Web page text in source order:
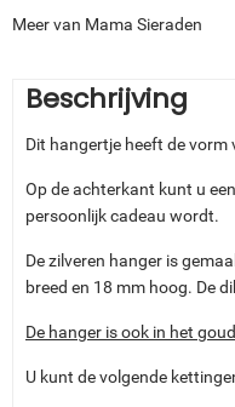
Meer van Mama Sieraden
Beschrijving
Dit hangertje heeft de vorm
Op de achterkant kunt u
persoonlijk cadeau wordt.
De zilveren hanger is
breed en 18 mm hoog. De
De hanger is ook in het
U kunt de volgende